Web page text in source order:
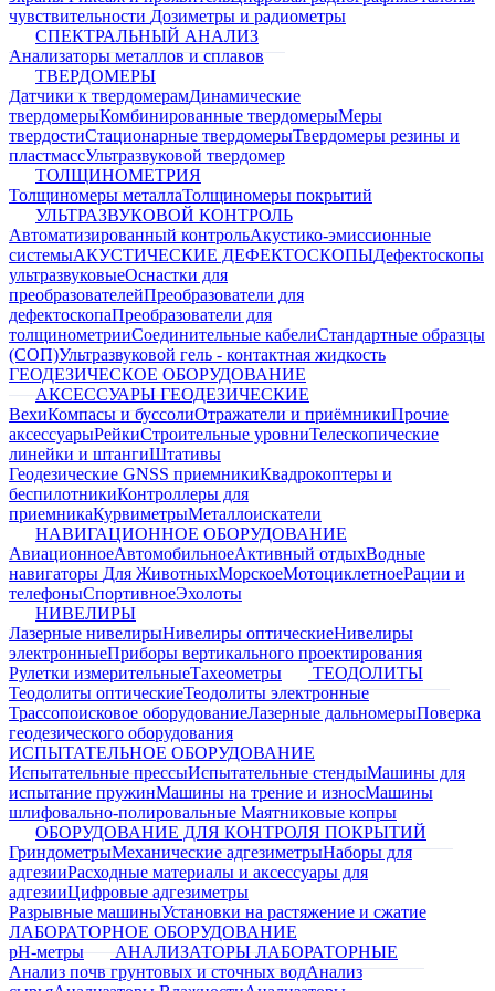
чувствительности Дозиметры и радиометры
СПЕКТРАЛЬНЫЙ АНАЛИЗ
Анализаторы металлов и сплавов
ТВЕРДОМЕРЫ
Датчики к твердомерамДинамические
твердомерыКомбинированные твердомерыМеры
твердостиСтационарные твердомерыТвердомеры резины и
пластмассУльтразвуковой твердомер
ТОЛЩИНОМЕТРИЯ
Толщиномеры металлаТолщиномеры покрытий
УЛЬТРАЗВУКОВОЙ КОНТРОЛЬ
Автоматизированный контрольАкустико-эмиссионные
системыАКУСТИЧЕСКИЕ ДЕФЕКТОСКОПЫДефектоскопы
ультразвуковыеОснастки для
преобразователейПреобразователи для
дефектоскопаПреобразователи для
толщинометрииСоединительные кабелиСтандартные образцы
(СОП)Ультразвуковой гель - контактная жидкость
ГЕОДЕЗИЧЕСКОЕ ОБОРУДОВАНИЕ
АКСЕССУАРЫ ГЕОДЕЗИЧЕСКИЕ
ВехиКомпасы и буссолиОтражатели и приёмникиПрочие
аксессуарыРейкиСтроительные уровниТелескопические
линейки и штангиШтативы
Геодезические GNSS приемникиКвадрокоптеры и
беспилотникиКонтроллеры для
приемникаКурвиметрыМеталлоискатели
НАВИГАЦИОННОЕ ОБОРУДОВАНИЕ
АвиационноеАвтомобильноеАктивный отдыхВодные
навигаторы Для ЖивотныхМорскоеМотоциклетноеРации и
телефоныСпортивноеЭхолоты
НИВЕЛИРЫ
Лазерные нивелирыНивелиры оптическиеНивелиры
электронныеПриборы вертикального проектирования
Рулетки измерительныеТахеометры
ТЕОДОЛИТЫ
Теодолиты оптическиеТеодолиты электронные
Трассопоисковое оборудованиеЛазерные дальномерыПоверка
геодезического оборудования
ИСПЫТАТЕЛЬНОЕ ОБОРУДОВАНИЕ
Испытательные прессыИспытательные стендыМашины для
испытание пружинМашины на трение и износМашины
шлифовально-полировальные Маятниковые копры
ОБОРУДОВАНИЕ ДЛЯ КОНТРОЛЯ ПОКРЫТИЙ
ГриндометрыМеханические адгезиметрыНаборы для
адгезииРасходные материалы и аксессуары для
адгезииЦифровые адгезиметры
Разрывные машиныУстановки на растяжение и сжатие
ЛАБОРАТОРНОЕ ОБОРУДОВАНИЕ
pH-метры
АНАЛИЗАТОРЫ ЛАБОРАТОРНЫЕ
Анализ почв грунтовых и сточных водАнализ